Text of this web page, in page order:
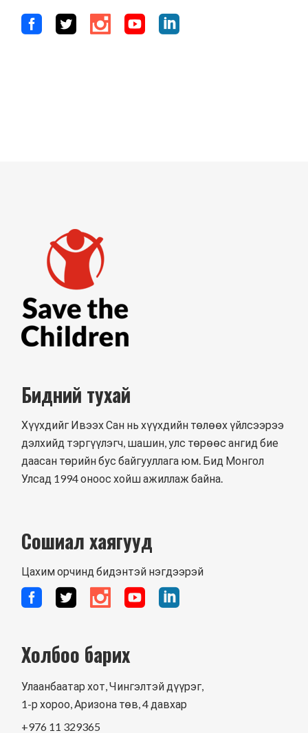
Бидний тухай
Хүүхдийг Ивээх Сан нь хүүхдийн төлөөх үйлсээрээ
дэлхийд тэргүүлэгч, шашин, улс төрөөс ангид бие
даасан төрийн бус байгууллага юм. Бид Монгол
Улсад 1994 оноос хойш ажиллаж байна.
Сошиал хаягууд
Цахим орчинд бидэнтэй нэгдээрэй
Холбоо барих
Улаанбаатар хот, Чингэлтэй дүүрэг,
1-р хороо, Аризона төв, 4 давхар
+976 11 329365